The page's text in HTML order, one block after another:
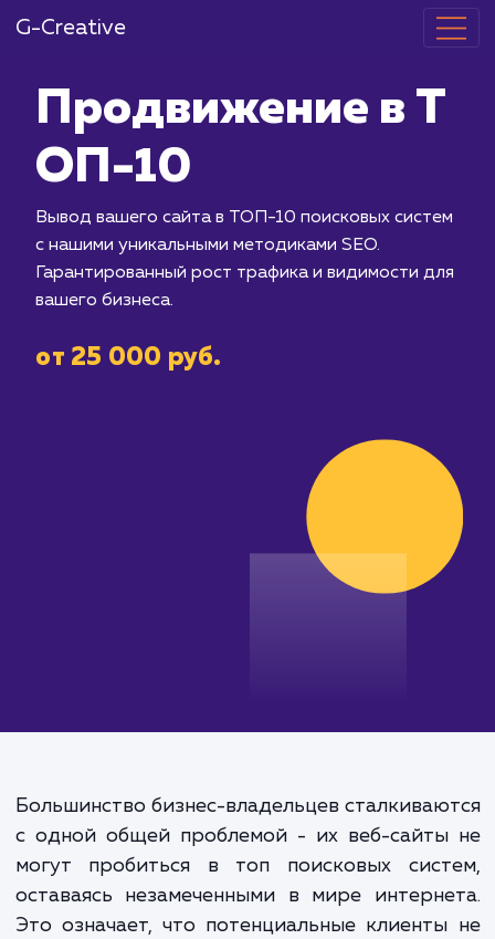
G-Creative
ОП-10
Вывод вашего сайта в ТОП-10
с нашими уникальными методиками
Гарантированный рост трафика и
от 25 000 руб.
Большинство бизнес-владельцев
с одной общей проблемой - их веб-